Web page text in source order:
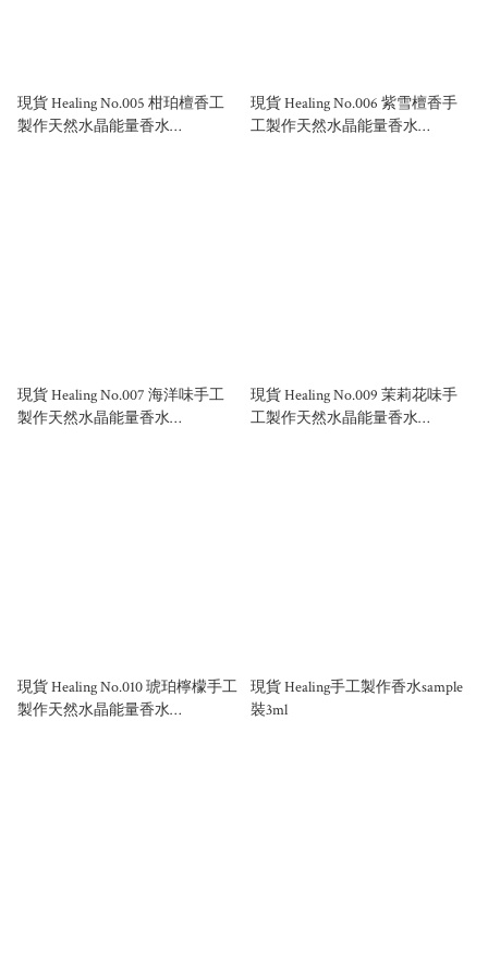
現貨 Healing No.005 柑珀檀香工
製作天然水晶能量香水
現貨 Healing No.006 紫雪檀香手
工製作天然水晶能量香水
現貨 Healing No.007 海洋味手工
製作天然水晶能量香水
現貨 Healing No.009 茉莉花味手
工製作天然水晶能量香水
現貨 Healing No.010 琥珀檸檬手工
製作天然水晶能量香水
現貨 Healing手工製作香水sample
裝3ml